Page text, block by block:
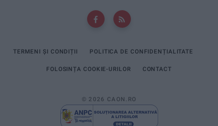
TERMENI ȘI CONDIȚII POLITICA DE CONFIDENȚIALITATE
FOLOSINȚA COOKIE-URILOR CONTACT
© 2026 CAON.RO